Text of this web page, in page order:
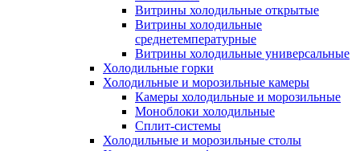
Витрины холодильные открытые
Витрины холодильные
среднетемпературные
Витрины холодильные универсальные
Холодильные горки
Холодильные и морозильные камеры
Камеры холодильные и морозильные
Моноблоки холодильные
Сплит-системы
Холодильные и морозильные столы